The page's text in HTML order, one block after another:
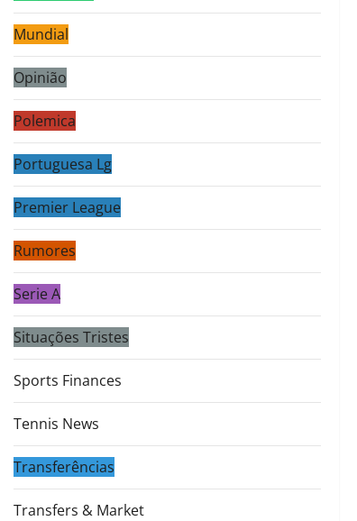
Mundial
Opinião
Polemica
Portuguesa Lg
Premier League
Rumores
Serie A
Situações Tristes
Sports Finances
Tennis News
Transferências
Transfers & Market